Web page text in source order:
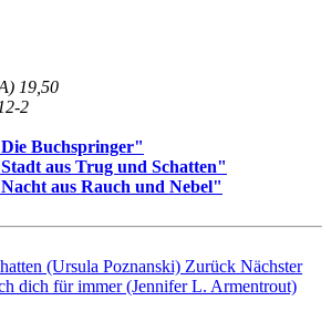
19,50
2
Buchspringer"
aus Trug und Schatten"
aus Rauch und Nebel"
(Ursula Poznanski) Zurück Nächster
dich für immer (Jennifer L. Armentrout)